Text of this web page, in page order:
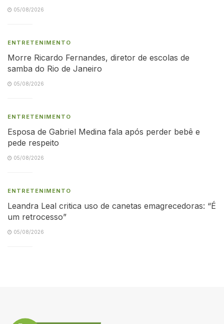
05/08/2026
ENTRETENIMENTO
Morre Ricardo Fernandes, diretor de escolas de
samba do Rio de Janeiro
05/08/2026
ENTRETENIMENTO
Esposa de Gabriel Medina fala após perder bebê e
pede respeito
05/08/2026
ENTRETENIMENTO
Leandra Leal critica uso de canetas emagrecedoras: “É
um retrocesso”
05/08/2026